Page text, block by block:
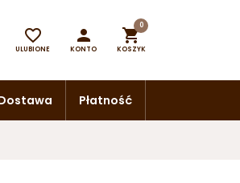

ULUBIONE

KONTO

0
KOSZYK
Płatność